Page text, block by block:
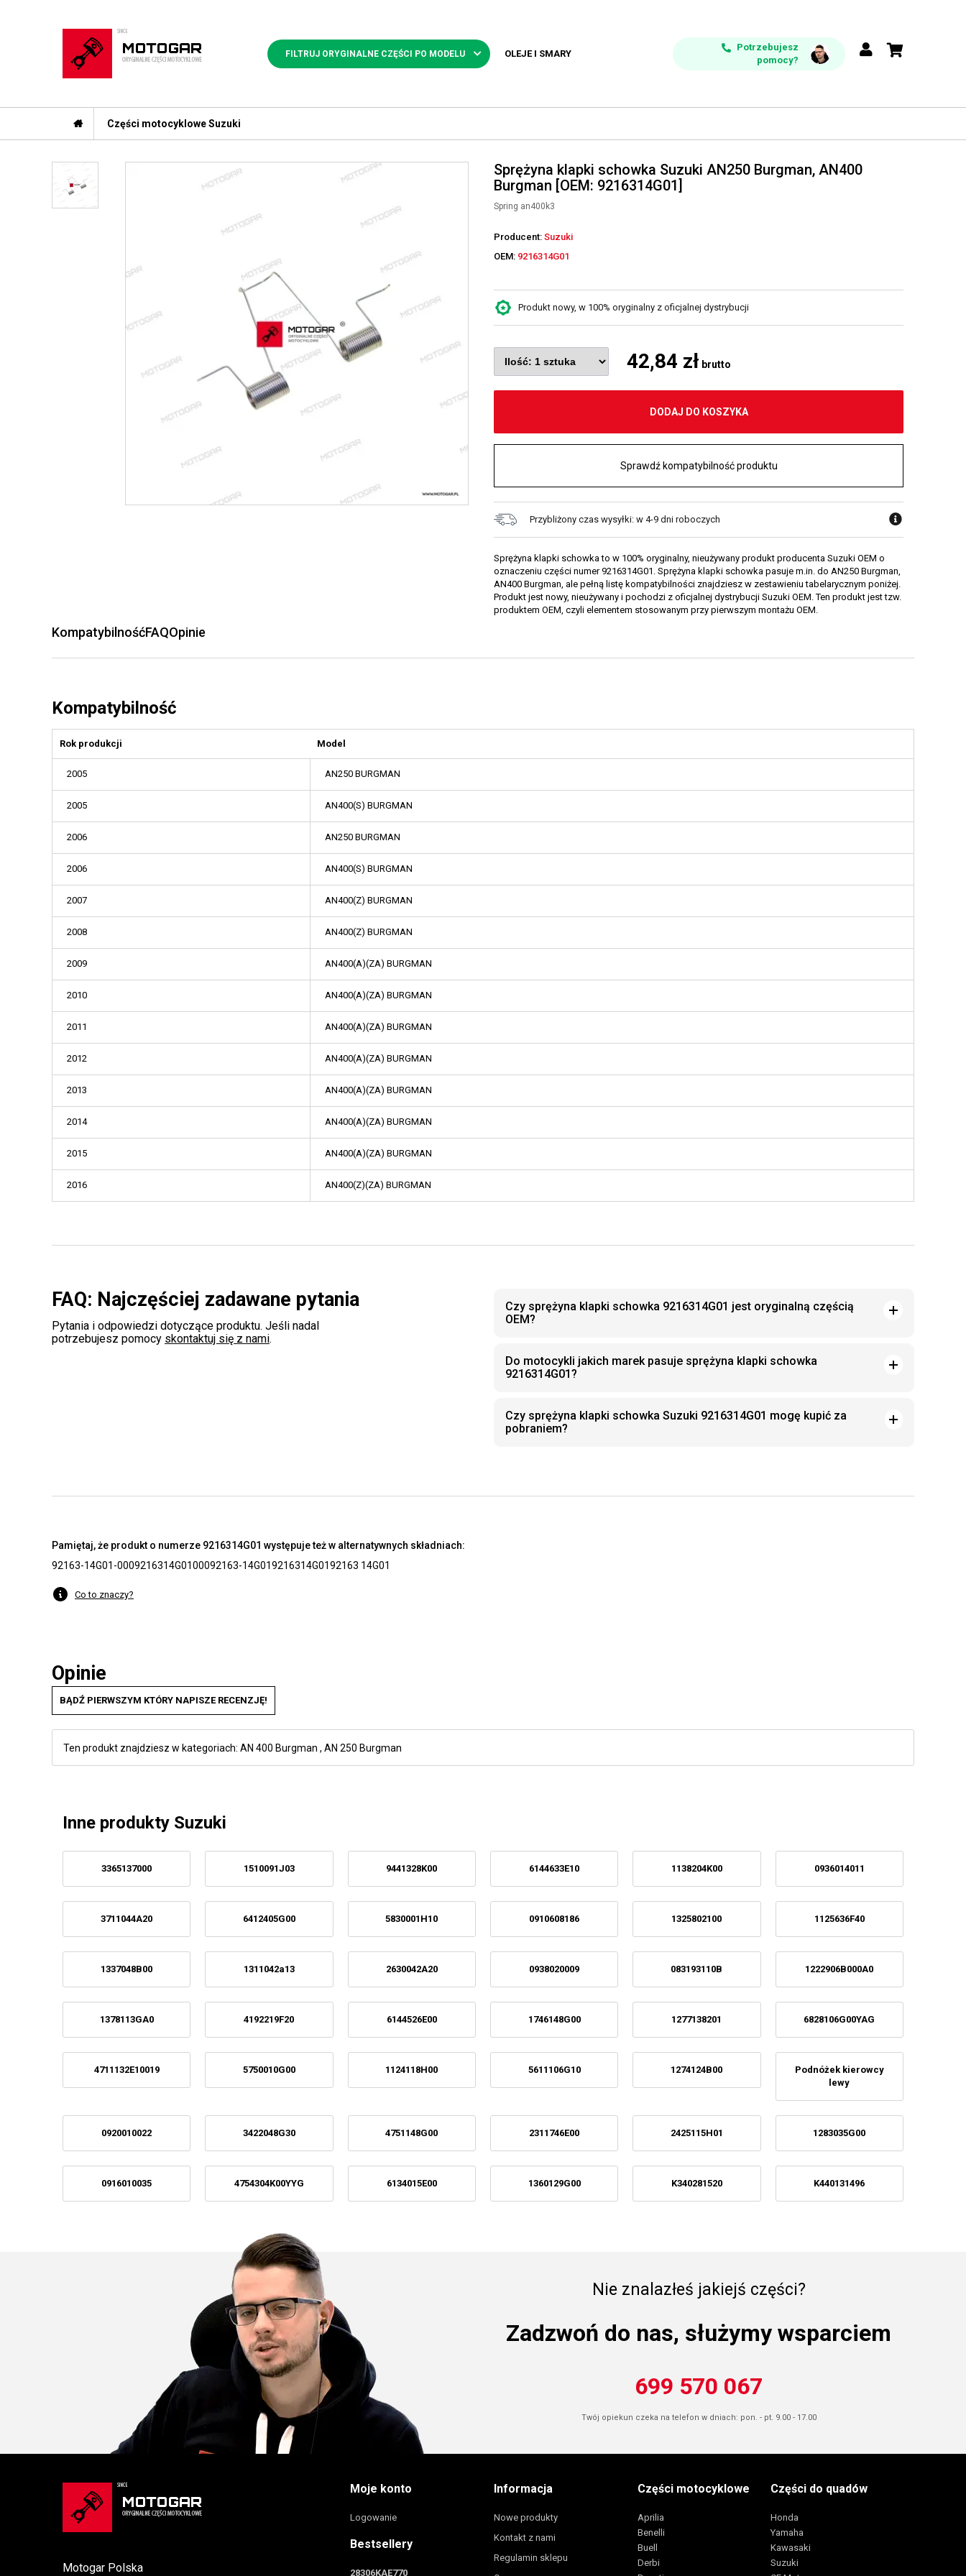
FILTRUJ ORYGINALNE CZĘŚCI PO MODELU OLEJE I SMARY
Potrzebujesz
pomocy?
Części motocyklowe Suzuki
Sprężyna klapki schowka Suzuki AN250 Burgman, AN400
Burgman [OEM: 9216314G01]
Spring an400k3
Producent: Suzuki
OEM: 9216314G01
Produkt nowy, w 100% oryginalny z oficjalnej dystrybucji
42,84 zł brutto
DODAJ DO KOSZYKA
Sprawdź kompatybilność produktu
Przybliżony czas wysyłki: w 4-9 dni roboczych
Sprężyna klapki schowka to w 100% oryginalny, nieużywany produkt producenta Suzuki OEM o
oznaczeniu części numer 9216314G01. Sprężyna klapki schowka pasuje m.in. do AN250 Burgman,
AN400 Burgman, ale pełną listę kompatybilności znajdziesz w zestawieniu tabelarycznym poniżej.
Produkt jest nowy, nieużywany i pochodzi z oficjalnej dystrybucji Suzuki OEM. Ten produkt jest tzw.
produktem OEM, czyli elementem stosowanym przy pierwszym montażu OEM.
KompatybilnośćFAQOpinie
Kompatybilność
Rok produkcji Model
2005 AN250 BURGMAN
2005 AN400(S) BURGMAN
2006 AN250 BURGMAN
2006 AN400(S) BURGMAN
2007 AN400(Z) BURGMAN
2008 AN400(Z) BURGMAN
2009 AN400(A)(ZA) BURGMAN
2010 AN400(A)(ZA) BURGMAN
2011 AN400(A)(ZA) BURGMAN
2012 AN400(A)(ZA) BURGMAN
2013 AN400(A)(ZA) BURGMAN
2014 AN400(A)(ZA) BURGMAN
2015 AN400(A)(ZA) BURGMAN
2016 AN400(Z)(ZA) BURGMAN
FAQ: Najczęściej zadawane pytania
Pytania i odpowiedzi dotyczące produktu. Jeśli nadal
potrzebujesz pomocy skontaktuj się z nami.
Czy sprężyna klapki schowka 9216314G01 jest oryginalną częścią
OEM?
Do motocykli jakich marek pasuje sprężyna klapki schowka
9216314G01?
Czy sprężyna klapki schowka Suzuki 9216314G01 mogę kupić za
pobraniem?
Pamiętaj, że produkt o numerze 9216314G01 występuje też w alternatywnych składniach:
92163-14G01-0009216314G0100092163-14G019216314G0192163 14G01
Co to znaczy?
Opinie
BĄDŹ PIERWSZYM KTÓRY NAPISZE RECENZJĘ!
Ten produkt znajdziesz w kategoriach: AN 400 Burgman , AN 250 Burgman
Inne produkty Suzuki
3365137000 1510091J03 9441328K00 6144633E10 1138204K00 0936014011
3711044A20 6412405G00 5830001H10 0910608186 1325802100 1125636F40
1337048B00 1311042a13 2630042A20 0938020009 083193110B 1222906B000A0
1378113GA0 4192219F20 6144526E00 1746148G00 1277138201 6828106G00YAG
4711132E10019 5750010G00 1124118H00 5611106G10 1274124B00
Podnóżek kierowcy
lewy
0920010022 3422048G30 4751148G00 2311746E00 2425115H01 1283035G00
0916010035 4754304K00YYG 6134015E00 1360129G00 K340281520 K440131496
Nie znalazłeś jakiejś części?
Zadzwoń do nas, służymy wsparciem
699 570 067
Twój opiekun czeka na telefon w dniach: pon. - pt. 9.00 - 17.00
Motogar Polska
Moje konto
Logowanie
Bestsellery
28306KAE770
Informacja
Nowe produkty
Kontakt z nami
Regulamin sklepu
Części motocyklowe
Aprilia
Benelli
Buell
Derbi
Części do quadów
Honda
Yamaha
Kawasaki
Suzuki